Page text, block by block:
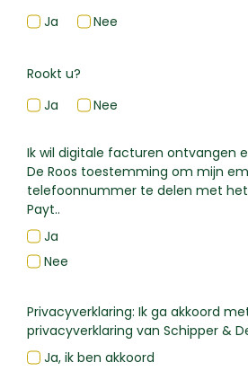
Ja
Nee
Rookt u?
Ja
Nee
Ik wil digitale facturen ontvangen
De Roos toestemming om mijn
telefoonnummer te delen met
Payt..
Ja
Nee
Privacyverklaring: Ik ga akkoord
privacyverklaring van Schipper &
Ja, ik ben akkoord